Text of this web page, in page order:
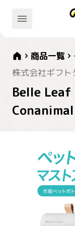
商品一覧
株式会社ギフト
Belle Leaf